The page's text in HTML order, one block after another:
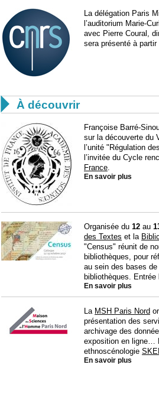
La délégation Paris
l’auditorium Marie-
avec Pierre Coural,
sera présenté à
 À découvrir
Françoise Barré-
sur la découverte du
l’unité "Régulation
l’invitée du Cycle
France.
En savoir plus
Organisée du 12 au
des Textes et la
"Census" réunit de
bibliothèques, pour
au sein des bases
bibliothèques. Entrée
En savoir plus
La MSH Paris Nord
présentation des
archivage des
exposition en ligne…
ethnoscénologie
En savoir plus